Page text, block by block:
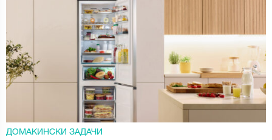
ДОМАКИНСКИ ЗАДАЧИ